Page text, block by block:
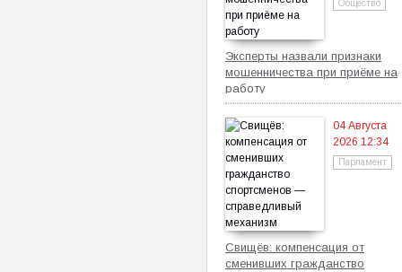
Общество
Эксперты назвали признаки
мошенничества при приёме на
работу
04 Августа
2026 12:34
Парламент
Свищёв: компенсация от
сменивших гражданство